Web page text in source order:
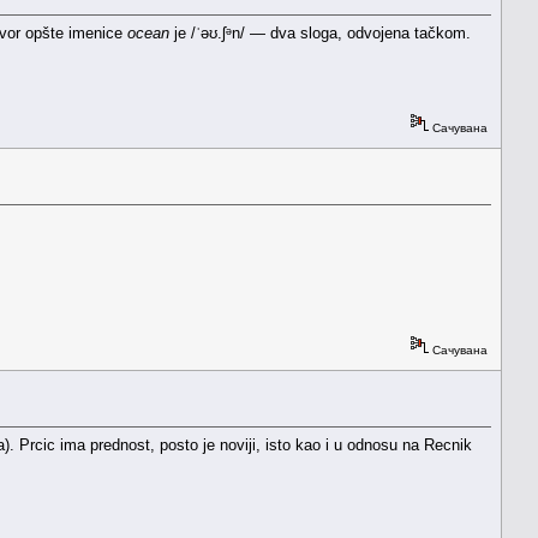
opšte imenice ocean je /ˈəʊ.ʃᵊn/ — dva sloga, odvojena tačkom.
Сачувана
Сачувана
Prcic ima prednost, posto je noviji, isto kao i u odnosu na Recnik